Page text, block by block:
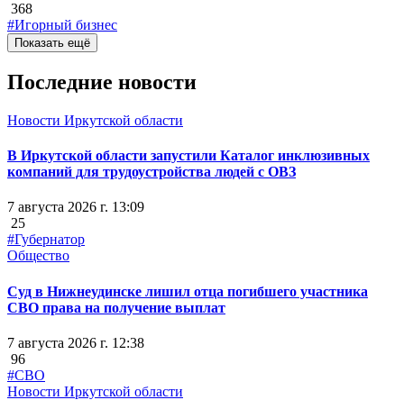
368
#Игорный бизнес
Показать ещё
Последние новости
Новости Иркутской области
В Иркутской области запустили Каталог инклюзивных
компаний для трудоустройства людей с ОВЗ
7 августа 2026 г. 13:09
25
#Губернатор
Общество
Суд в Нижнеудинске лишил отца погибшего участника
СВО права на получение выплат
7 августа 2026 г. 12:38
96
#СВО
Новости Иркутской области